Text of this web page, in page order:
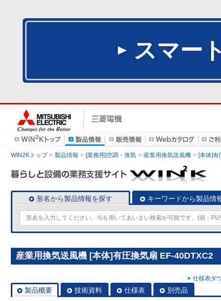
スマー
WIN2Kトップ 製品情報 [業務用]空調・換気 産業用換気送風機 [本体]有
形名から製品情報を探す キーワードから製品情
産業用換気送風機 [本体]有圧換気扇 EF-40DTXC2
仕様表ダ
製品概要 技術資料 仕様表 別売品